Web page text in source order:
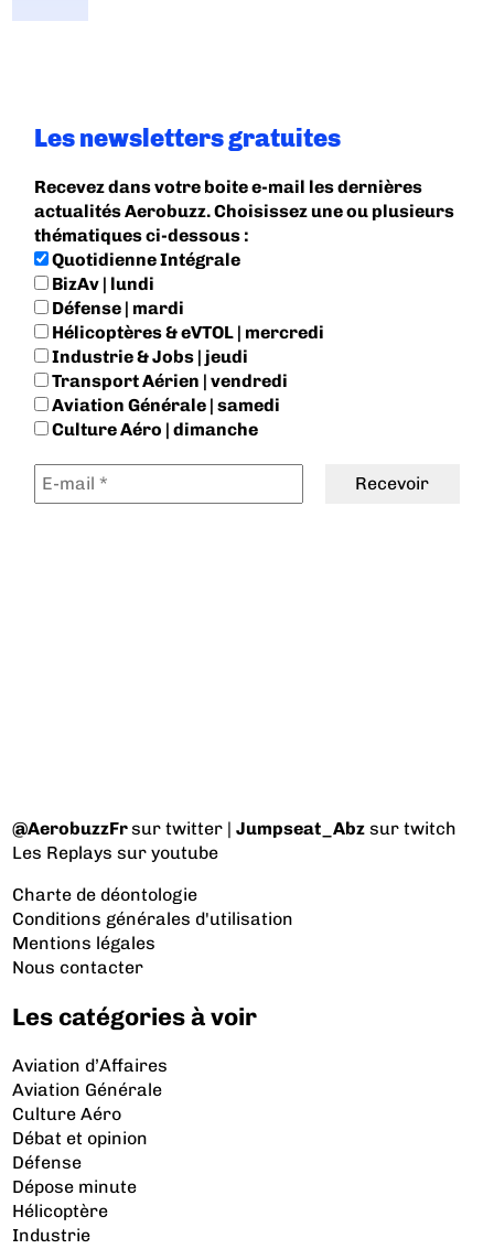
Les newsletters gratuites
Recevez dans votre boite e-mail les dernières
actualités Aerobuzz. Choisissez une ou plusieurs
thématiques ci-dessous :
Quotidienne Intégrale
BizAv | lundi
Défense | mardi
Hélicoptères & eVTOL | mercredi
Industrie & Jobs | jeudi
Transport Aérien | vendredi
Aviation Générale | samedi
Culture Aéro | dimanche
@AerobuzzFrsur twitter |Jumpseat_Abz sur twitch
Les Replays sur youtube
Charte de déontologie
Conditions générales d'utilisation
Mentions légales
Nous contacter
Les catégories à voir
Aviation d’Affaires
Aviation Générale
Culture Aéro
Débat et opinion
Défense
Dépose minute
Hélicoptère
Industrie